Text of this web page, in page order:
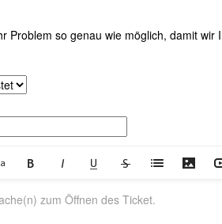
Problem so genau wie möglich, damit